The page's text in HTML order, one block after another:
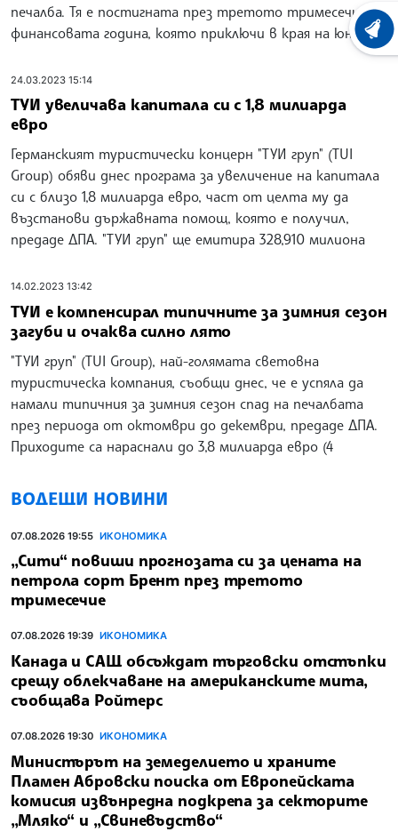
печалба. Тя е постигната през третото тримесечие на
финансовата година, която приключи в края на юни,
24.03.2023 15:14
ТУИ увеличава капитала си с 1,8 милиарда
евро
Германският туристически концерн "ТУИ груп" (TUI
Group) обяви днес програма за увеличение на капитала
си с близо 1,8 милиарда евро, част от целта му да
възстанови държавната помощ, която е получил,
предаде ДПА. "ТУИ груп" ще емитира 328,910 милиона
14.02.2023 13:42
ТУИ е компенсирал типичните за зимния сезон
загуби и очаква силно лято
"ТУИ груп" (TUI Group), най-голямата световна
туристическа компания, съобщи днес, че е успяла да
намали типичния за зимния сезон спад на печалбата
през периода от октомври до декември, предаде ДПА.
Приходите са нараснали до 3,8 милиарда евро (4
ВОДЕЩИ НОВИНИ
07.08.2026 19:55 ИКОНОМИКА
„Сити“ повиши прогнозата си за цената на
петрола сорт Брент през третото
тримесечие
07.08.2026 19:39 ИКОНОМИКА
Канада и САЩ обсъждат търговски отстъпки
срещу облекчаване на американските мита,
съобщава Ройтерс
07.08.2026 19:30 ИКОНОМИКА
Министърът на земеделието и храните
Пламен Абровски поиска от Европейската
комисия извънредна подкрепа за секторите
„Мляко“ и „Свиневъдство“